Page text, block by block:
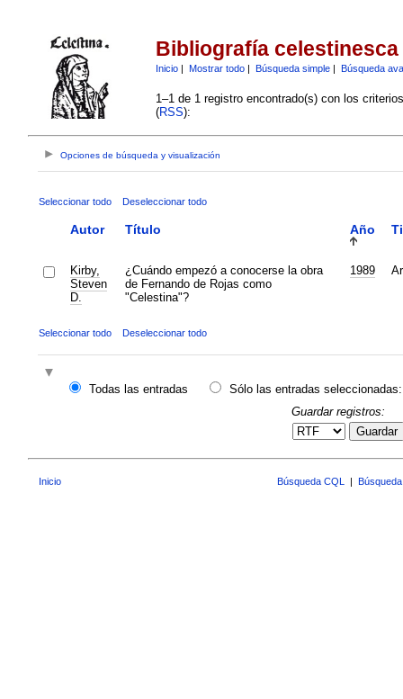
Bibliografía celestinesca
Inicio| Mostrar todo| Búsqueda simple| Búsqueda
1–1 de 1 registro encontrado(s) con los
(RSS):
Opciones de búsqueda y visualización
Seleccionar todo Deseleccionar todo
Autor Título Año
Kirby,
Steven
D.
¿Cuándo empezó a conocerse la obra
de Fernando de Rojas como
"Celestina"?
1989
Seleccionar todo Deseleccionar todo
Todas las entradas
Sólo las entradas seleccionadas:
Guardar registros:
Guardar
Inicio Búsqueda CQL